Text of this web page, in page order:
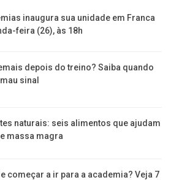
inaugura sua unidade em Franca
feira (26), às 18h
depois do treino? Saiba quando
sinal
naturais: seis alimentos que ajudam
massa magra
começar a ir para a academia? Veja 7